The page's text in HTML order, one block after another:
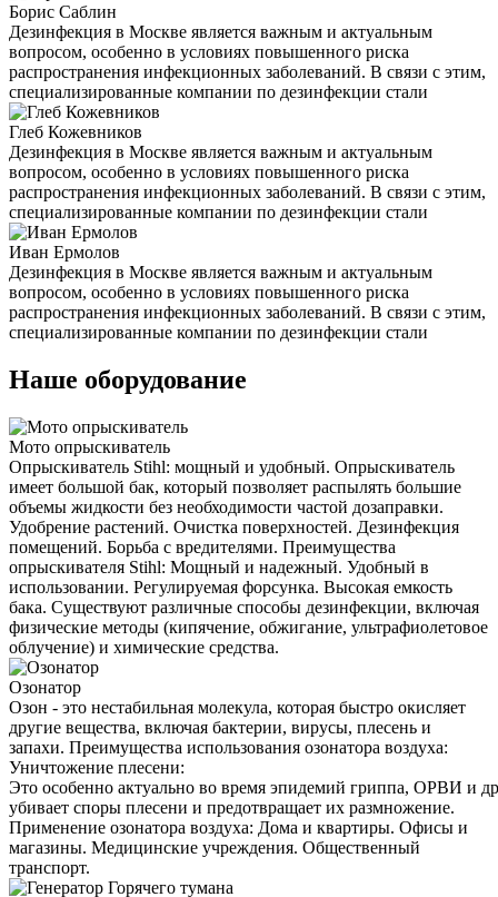
Борис Саблин
Дезинфекция в Москве является важным и актуальным
вопросом, особенно в условиях повышенного риска
распространения инфекционных заболеваний. В связи с этим,
специализированные компании по дезинфекции стали
Глеб Кожевников
Дезинфекция в Москве является важным и актуальным
вопросом, особенно в условиях повышенного риска
распространения инфекционных заболеваний. В связи с этим,
специализированные компании по дезинфекции стали
Иван Ермолов
Дезинфекция в Москве является важным и актуальным
вопросом, особенно в условиях повышенного риска
распространения инфекционных заболеваний. В связи с этим,
специализированные компании по дезинфекции стали
Наше оборудование
Мото опрыскиватель
Опрыскиватель Stihl: мощный и удобный. Опрыскиватель
имеет большой бак, который позволяет распылять большие
объемы жидкости без необходимости частой дозаправки.
Удобрение растений. Очистка поверхностей. Дезинфекция
помещений. Борьба с вредителями. Преимущества
опрыскивателя Stihl: Мощный и надежный. Удобный в
использовании. Регулируемая форсунка. Высокая емкость
бака. Существуют различные способы дезинфекции, включая
физические методы (кипячение, обжигание, ультрафиолетовое
облучение) и химические средства.
Озонатор
Озон - это нестабильная молекула, которая быстро окисляет
другие вещества, включая бактерии, вирусы, плесень и
запахи. Преимущества использования озонатора воздуха:
Уничтожение плесени:
Это особенно актуально во время эпидемий гриппа, ОРВИ и
убивает споры плесени и предотвращает их размножение.
Применение озонатора воздуха: Дома и квартиры. Офисы и
магазины. Медицинские учреждения. Общественный
транспорт.